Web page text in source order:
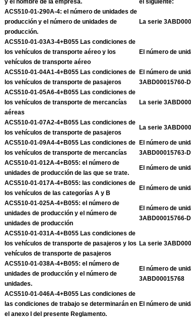
y el nombre de la empresa.
el siguiente:
ACS510-01-290A-4: el número de unidades de
producción y el número de unidades de
producción.
La serie
ACS510-01-03A3-4+B055 Las condiciones de
los vehículos de transporte aéreo y los
vehículos de transporte aéreo
El número de
ACS510-01-04A1-4+B055 Las condiciones de
los vehículos de transporte de pasajeros
El número de
3ABD00015760-D
ACS510-01-05A6-4+B055 Las condiciones de
los vehículos de transporte de mercancías
aéreas
La serie
ACS510-01-07A2-4+B055 Las condiciones de
los vehículos de transporte de pasajeros
La serie
ACS510-01-09A4-4+B055 Las condiciones de
los vehículos de transporte de mercancías
El número de
3ABD00015763-D
ACS510-01-012A-4+B055: el número de
unidades de producción de las que se trate.
El número de
ACS510-01-017A-4+B055: las condiciones de
los vehículos de las categorías A y B
El número de
ACS510-01-025A-4+B055: el número de
unidades de producción y el número de
unidades de producción
El número de
3ABD00015766-D
ACS510-01-031A-4+B055 Las condiciones de
los vehículos de transporte de pasajeros y los
vehículos de transporte de pasajeros
La serie
ACS510-01-038A-4+B055: el número de
unidades de producción y el número de
unidades.
El número de
3ABD00015768
ACS510-01-046A-4+B055 Las condiciones de
las condiciones de trabajo se determinarán en
el anexo I del presente Reglamento.
El número de